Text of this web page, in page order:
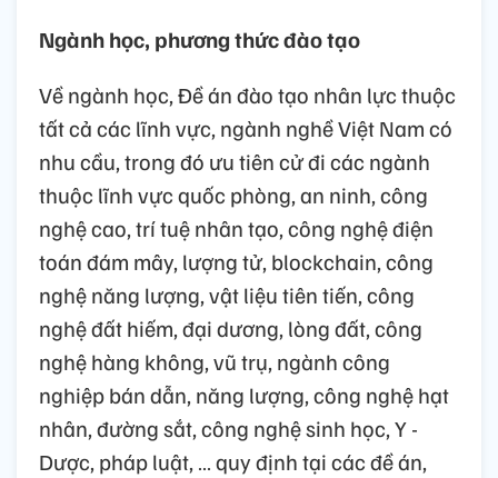
Ngành học, phương thức đào tạo
Về ngành học, Đề án đào tạo nhân lực thuộc
tất cả các lĩnh vực, ngành nghề Việt Nam có
nhu cầu, trong đó ưu tiên cử đi các ngành
thuộc lĩnh vực quốc phòng, an ninh, công
nghệ cao, trí tuệ nhân tạo, công nghệ điện
toán đám mây, lượng tử, blockchain, công
nghệ năng lượng, vật liệu tiên tiến, công
nghệ đất hiếm, đại dương, lòng đất, công
nghệ hàng không, vũ trụ, ngành công
nghiệp bán dẫn, năng lượng, công nghệ hạt
nhân, đường sắt, công nghệ sinh học, Y -
Dược, pháp luật, … quy định tại các đề án,